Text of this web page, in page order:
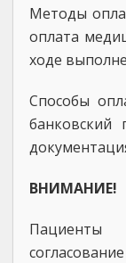
Методы
оплата
ходе
Способы
банковский
ВНИМАНИЕ!